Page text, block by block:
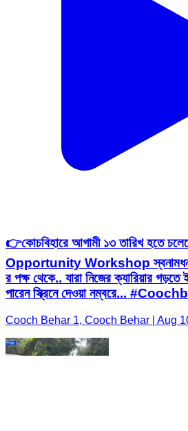
👉কোচবিহারে আগামী ১৩ তারিখ হতে
Opportunity Workshop স্বনামধন্য
র পক্ষ থেকে.. যারা নিজের ক্যারিয়ার
পারেন স্ক্রিনে দেওয়া নম্বরে...
Cooch Behar 1, Cooch Behar | Aug